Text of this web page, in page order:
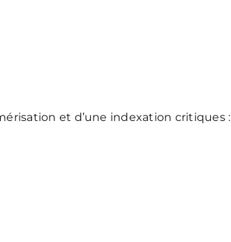
et d’une indexation critiques :